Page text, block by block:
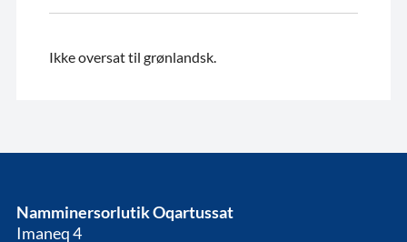
Ikke oversat til grønlandsk.
Namminersorlutik Oqartussat
Imaneq 4